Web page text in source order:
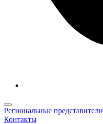
Региональные представители
Контакты